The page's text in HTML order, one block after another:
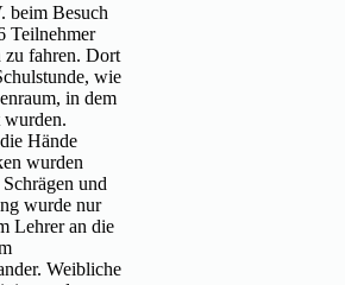
beim Besuch
Teilnehmer
zu fahren. Dort
wie
in dem
wurden.
Hände
wurden
und
wurde nur
Lehrer an die
Weibliche